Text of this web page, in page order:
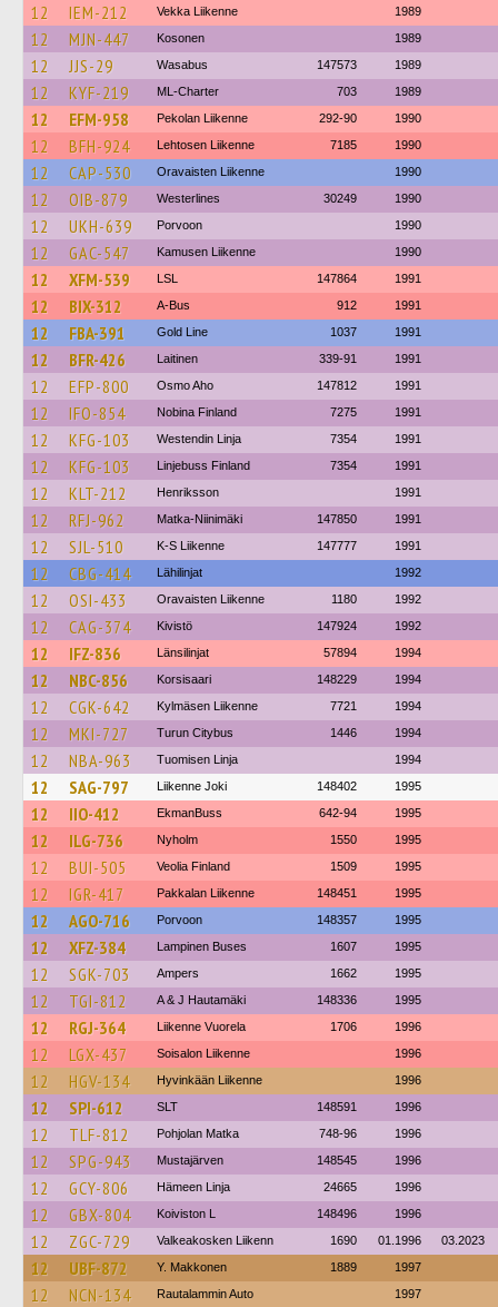
12 IEM-212 Vekka Liikenne 1989
12 MJN-447 Kosonen 1989
12 JJS-29 Wasabus 147573 1989
12 KYF-219 ML-Charter 703 1989
12 EFM-958 Pekolan Liikenne 292-90 1990
12 BFH-924 Lehtosen Liikenne 7185 1990
12 CAP-530 Oravaisten Liikenne 1990
12 OIB-879 Westerlines 30249 1990
12 UKH-639 Porvoon 1990
12 GAC-547 Kamusen Liikenne 1990
12 XFM-539 LSL 147864 1991
12 BIX-312 A-Bus 912 1991
12 FBA-391 Gold Line 1037 1991
12 BFR-426 Laitinen 339-91 1991
12 EFP-800 Osmo Aho 147812 1991
12 IFO-854 Nobina Finland 7275 1991
12 KFG-103 Westendin Linja 7354 1991
12 KFG-103 Linjebuss Finland 7354 1991
12 KLT-212 Henriksson 1991
12 RFJ-962 Matka-Niinimäki 147850 1991
12 SJL-510 K-S Liikenne 147777 1991
12 CBG-414 Lähilinjat 1992
12 OSI-433 Oravaisten Liikenne 1180 1992
12 CAG-374 Kivistö 147924 1992
12 IFZ-836 Länsilinjat 57894 1994
12 NBC-856 Korsisaari 148229 1994
12 CGK-642 Kylmäsen Liikenne 7721 1994
12 MKI-727 Turun Citybus 1446 1994
12 NBA-963 Tuomisen Linja 1994
12 SAG-797 Liikenne Joki 148402 1995
12 IIO-412 EkmanBuss 642-94 1995
12 ILG-736 Nyholm 1550 1995
12 BUI-505 Veolia Finland 1509 1995
12 IGR-417 Pakkalan Liikenne 148451 1995
12 AGO-716 Porvoon 148357 1995
12 XFZ-384 Lampinen Buses 1607 1995
12 SGK-703 Ampers 1662 1995
12 TGI-812 A & J Hautamäki 148336 1995
12 RGJ-364 Liikenne Vuorela 1706 1996
12 LGX-437 Soisalon Liikenne 1996
12 HGV-134 Hyvinkään Liikenne 1996
12 SPI-612 SLT 148591 1996
12 TLF-812 Pohjolan Matka 748-96 1996
12 SPG-943 Mustajärven 148545 1996
12 GCY-806 Hämeen Linja 24665 1996
12 GBX-804 Koiviston L 148496 1996
12 ZGC-729 Valkeakosken Liikenn 1690 01.1996 03.2023
12 UBF-872 Y. Makkonen 1889 1997
12 NCN-134 Rautalammin Auto 1997